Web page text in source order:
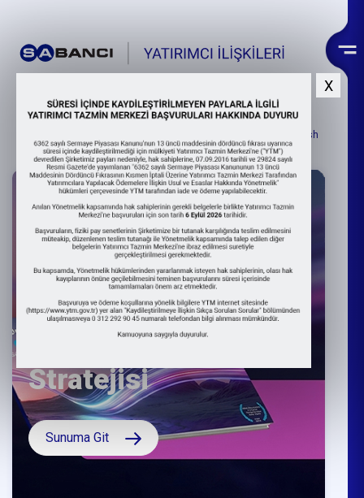
X
SAHOL88,05 %-0.06
11:34
English
Sabancı
Holding 1Ç
2026 Finansal
Sonuçlar
Sunumu
Sunuma Git